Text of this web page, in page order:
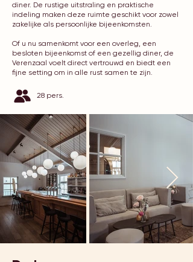
diner. De rustige uitstraling en praktische
indeling maken deze ruimte geschikt voor zowel
zakelijke als persoonlijke bijeenkomsten.
Of u nu samenkomt voor een overleg, een
besloten bijeenkomst of een gezellig diner, de
Verenzaal voelt direct vertrouwd en biedt een
fijne setting om in alle rust samen te zijn.
28 pers.